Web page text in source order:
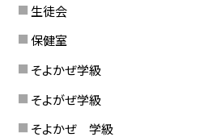
生徒会
保健室
そよかぜ学級
そよがぜ学級
そよかぜ 学級